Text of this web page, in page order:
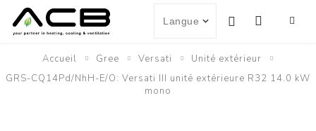
Accueil Gree Versati
Unité extérieur
GRS-CQ14Pd/NhH-E/O: Versati III unité extérieure R32 14.0 kW
mono